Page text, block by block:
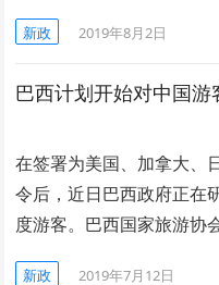
新政 2019年8月2日
巴西计划开始对中国
在签署为美国、加拿大、
令后，近日巴西政府正在
度游客。巴西国家旅游
新政 2019年7月12日